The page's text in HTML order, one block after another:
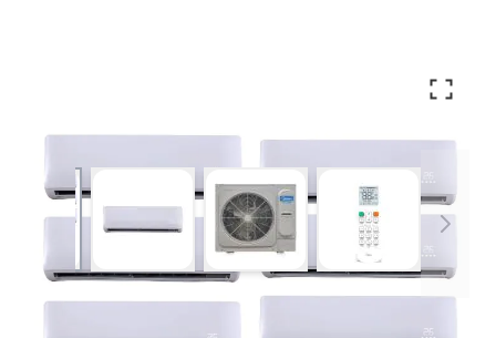
View larger imageView larger imageView larger imageView larger